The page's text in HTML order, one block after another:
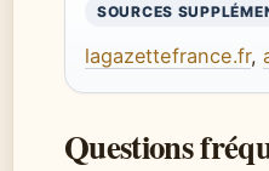
SOURCES
lagazettefrance.fr,
Questions